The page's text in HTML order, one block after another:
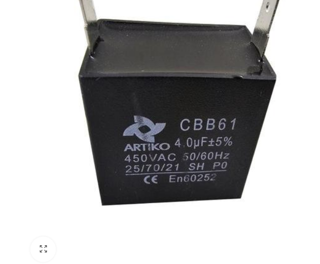
Tecumseh Kompresör
Xecom Kompresör
Scroll Kompresörler
Klima Bakım Ürünleri
Klima Tahliye Pompaları
Klima Montaj Kitleri
Klima Kumandaları
Klima Dübelleri & Vidaları
Klima Temizleme Brandası
Klima Bantları
Ziehl-Abegg
Weiguang
Sanmu
Tel Panjurlar